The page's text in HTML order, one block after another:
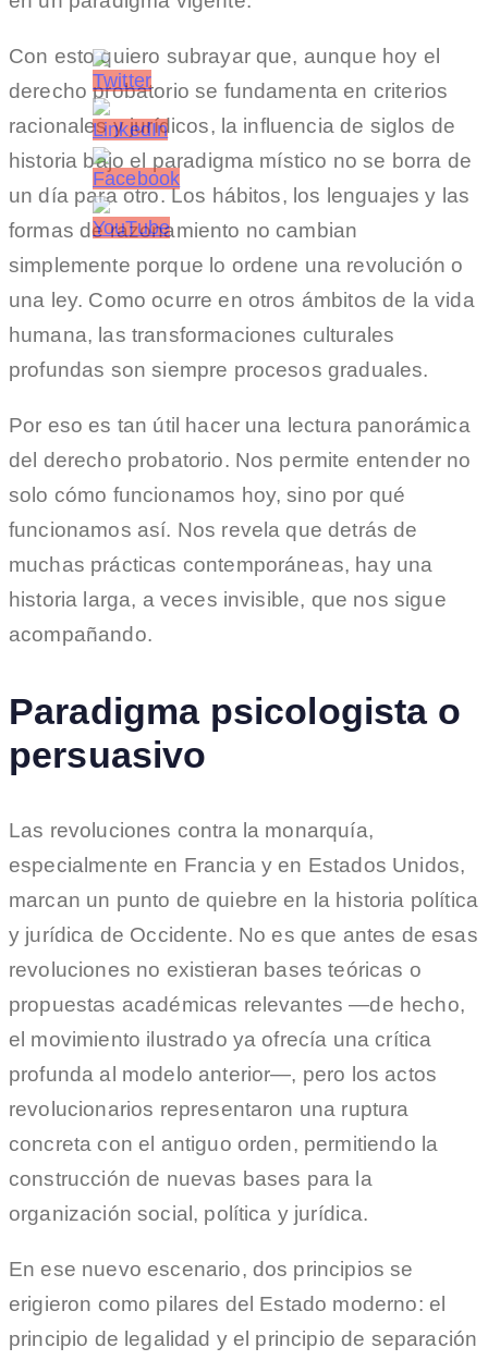
Con esto quiero subrayar que, aunque hoy el
derecho probatorio se fundamenta en criterios
racionales y jurídicos, la influencia de siglos de
historia bajo el paradigma místico no se borra de
un día para otro. Los hábitos, los lenguajes y las
formas de razonamiento no cambian
simplemente porque lo ordene una revolución o
una ley. Como ocurre en otros ámbitos de la vida
humana, las transformaciones culturales
profundas son siempre procesos graduales.
Por eso es tan útil hacer una lectura panorámica
del derecho probatorio. Nos permite entender no
solo cómo funcionamos hoy, sino por qué
funcionamos así. Nos revela que detrás de
muchas prácticas contemporáneas, hay una
historia larga, a veces invisible, que nos sigue
acompañando.
Paradigma psicologista o
persuasivo
Las revoluciones contra la monarquía,
especialmente en Francia y en Estados Unidos,
marcan un punto de quiebre en la historia política
y jurídica de Occidente. No es que antes de esas
revoluciones no existieran bases teóricas o
propuestas académicas relevantes —de hecho,
el movimiento ilustrado ya ofrecía una crítica
profunda al modelo anterior—, pero los actos
revolucionarios representaron una ruptura
concreta con el antiguo orden, permitiendo la
construcción de nuevas bases para la
organización social, política y jurídica.
En ese nuevo escenario, dos principios se
erigieron como pilares del Estado moderno: el
principio de legalidad y el principio de separación